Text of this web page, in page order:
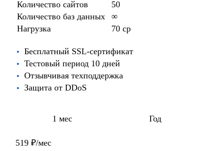
Количество сайтов
50
Количество баз данных
∞
Нагрузка
70 cp
Бесплатный SSL-сертификат
Тестовый период 10 дней
Отзывчивая техподдержка
Защита от DDoS
1 мес год
519 ₽/мес